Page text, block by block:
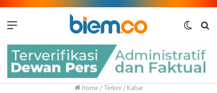
Switch
Home / Terkini / Kabar